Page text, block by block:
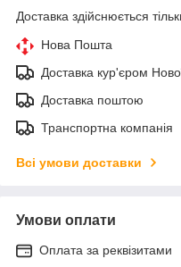
Доставка здійснюється
Нова Пошта
Доставка кур'єром
Доставка поштою
Транспортна компанія
Всі умови доставки
Умови оплати
Оплата за реквізитами